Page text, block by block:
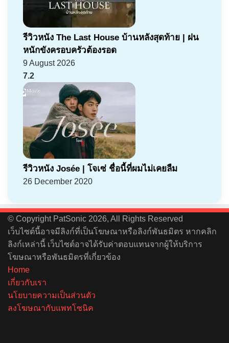
รีวิวหนัง The Last House บ้านหลังสุดท้าย | ฝน
หนักขังครอบครัวต้องรอด
9 August 2026
7.2
รีวิวหนัง Josée | โจเซ่ ชื่อนี้ที่ผมไม่เคยลืม
26 December 2020
© Copyright PatSonic 2026, All Rights Reserved
เว็บไซต์นี้อาจมีลิงก์ที่เป็นโฆษณาหรือลิงก์พันธมิตร หากคลิก
ลิงก์เหล่านี้ เว็บไซต์อาจได้รับค่าตอบแทนจากผู้ให้บริการ
โฆษณาหรือพันธมิตรที่เกี่ยวข้อง
Home
เกี่ยวกับเรา
นโยบายความเป็นส่วนตัว
ลงโฆษณากับแพทโซนิค